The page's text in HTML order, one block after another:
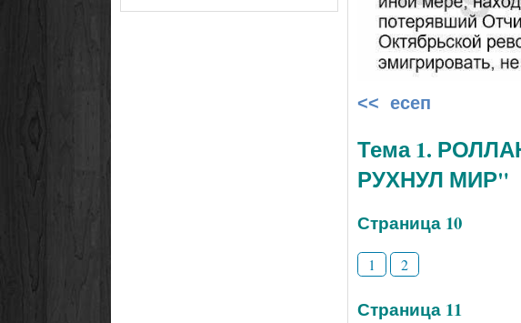
<< есеп
Тема 1.
РУХНУЛ МИР"
Страница 10
1 2
Страница 11